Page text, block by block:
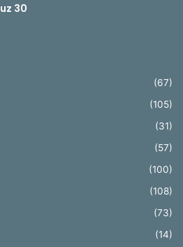
30
(67)
(105)
(31)
(57)
(100)
(108)
(73)
(14)